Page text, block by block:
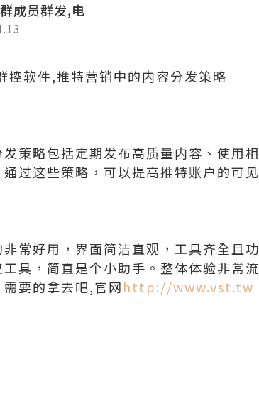
成员群发,电
控软件,推特营销中的内容分发策略
策略包括定期发布高质量内容、使用
过这些策略，可以提高推特账户的可
常好用，界面简洁直观，工具齐全且
具，简直是个小助手。整体体验非常
要的拿去吧,官网http://www.vst.tw